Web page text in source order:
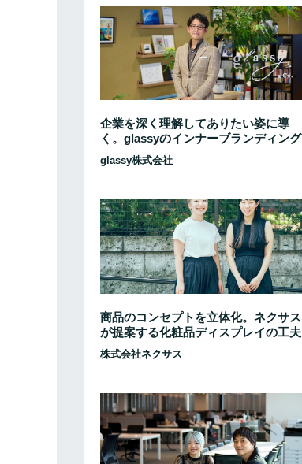
企業を深く理解してありたい姿に導
く。glassyのインナーブランディング
glassy株式会社
商品のコンセプトを立体化。ネクサス
が提案する化粧品ディスプレイの工夫
株式会社ネクサス